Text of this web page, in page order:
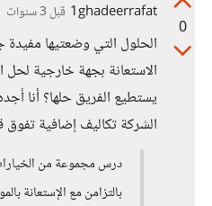
0
1ghadeerrafat قبل 3 سنوات
الحلول التي وضعتيها
الاستعانة بجهة خارجية لحل
يستطيع الفريق حلها؟ أنا
الشركة تكاليف إضافية تفوق
درس مجموعة من
بالتزامن مع الإستعانة